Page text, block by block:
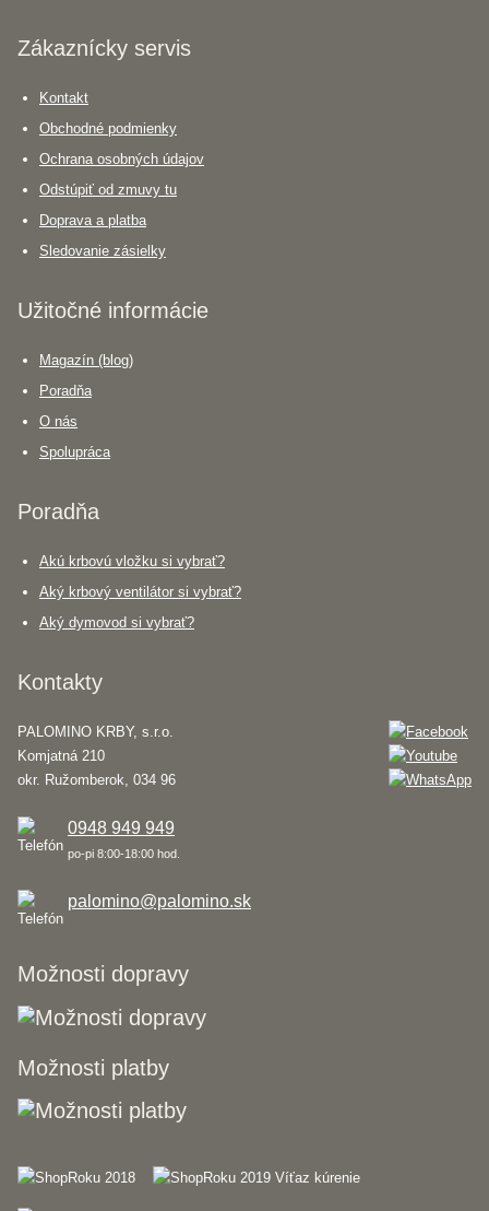
Zákaznícky servis
Kontakt
Obchodné podmienky
Ochrana osobných údajov
Odstúpiť od zmuvy tu
Doprava a platba
Sledovanie zásielky
Užitočné informácie
Magazín (blog)
Poradňa
O nás
Spolupráca
Poradňa
Akú krbovú vložku si vybrať?
Aký krbový ventilátor si vybrať?
Aký dymovod si vybrať?
Kontakty
PALOMINO KRBY, s.r.o.
Komjatná 210
okr. Ružomberok, 034 96
0948 949 949
po-pi 8:00-18:00 hod.
palomino@palomino.sk
Možnosti dopravy
Možnosti platby